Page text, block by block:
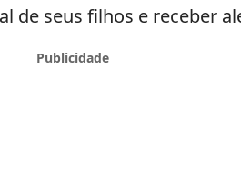
de seus filhos e receber